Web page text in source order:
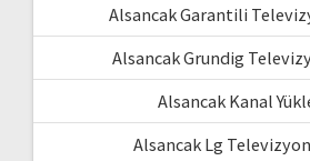
Alsancak Garantili
Alsancak Grundig
Alsancak Kanal
Alsancak Lg